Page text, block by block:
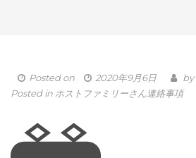
Posted on 2020年9月6日 by
Posted in ホストファミリーさん連絡事項